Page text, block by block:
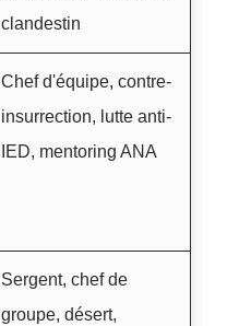
clandestin
Chef d'équipe, contre-
insurrection, lutte anti-
IED, mentoring ANA
Sergent, chef de
groupe, désert,